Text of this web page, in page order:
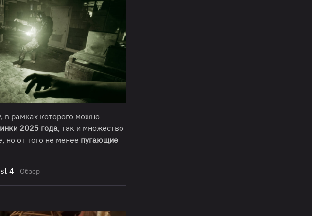
в рамках которого можно
2025 года, так и множество
но от того не менее пугающие
4 Обзор